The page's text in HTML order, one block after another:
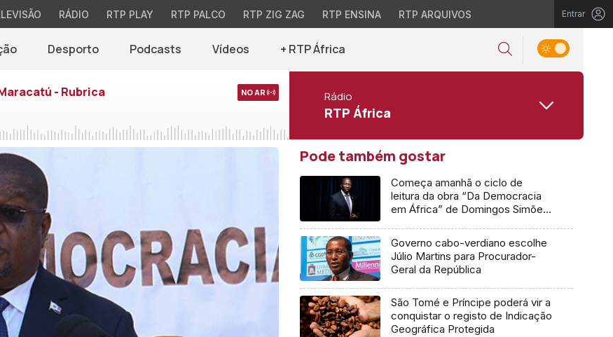
RÁDIO RTP PLAY RTP PALCO RTP ZIG ZAG RTP ENSINA RTP ARQUIVOS Entrar
Desporto Podcasts Vídeos + RTP África
- Rubrica NO AR Rádio
RTP África
Pode também gostar
Começa amanhã o ciclo de
leitura da obra “Da Democracia
em África” de Domingos Simões
Governo cabo-verdiano escolhe
Júlio Martins para Procurador-
Geral da República
São Tomé e Príncipe poderá vir a
conquistar o registo de Indicação
Geográfica Protegida